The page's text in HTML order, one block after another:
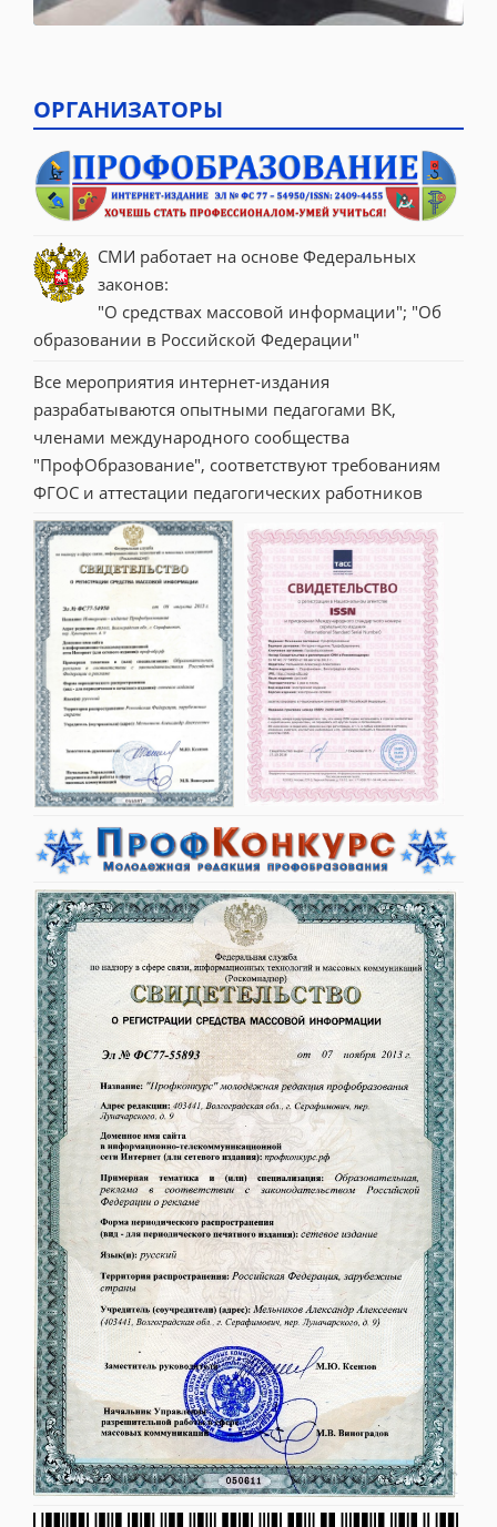
ОРГАНИЗАТОРЫ
СМИ работает на основе Федеральных
законов:
"О средствах массовой информации"; "Об
образовании в Российской Федерации"
Все мероприятия интернет-издания
разрабатываются опытными педагогами ВК,
членами международного сообщества
"ПрофОбразование", соответствуют требованиям
ФГОС и аттестации педагогических работников